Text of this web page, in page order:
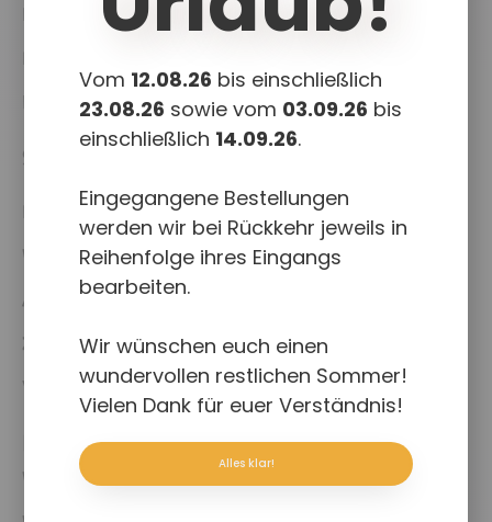
Downloads
Shop
Warenkorb
Allgemeine Geschäftsbedingungen
Zahlungsweisen
Versand & Lieferung
Rechtliches
Widerruf für digitale Inhalte
Vom 12.08.26 bis einschließlich
23.08.26 sowie vom 03.09.26 bis
einschließlich 14.09.26.
Eingegangene Bestellungen
werden wir bei Rückkehr jeweils in
Reihenfolge ihres Eingangs
bearbeiten.
Wir wünschen euch einen
wundervollen restlichen Sommer!
Vielen Dank für euer Verständnis!
Alles klar!